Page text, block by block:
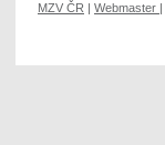
MZV ČR | Webmaster |